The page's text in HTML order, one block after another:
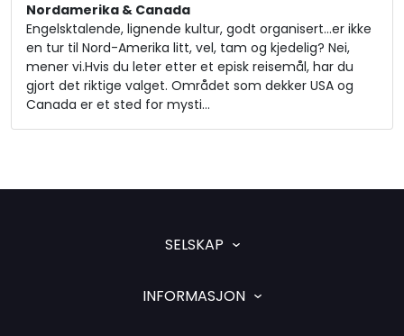
Nordamerika & Canada
Engelsktalende, lignende kultur, godt organisert...er ikke
en tur til Nord-Amerika litt, vel, tam og kjedelig? Nei,
mener vi.Hvis du leter etter et episk reisemål, har du
gjort det riktige valget. Området som dekker USA og
Canada er et sted for mysti…
SELSKAP
INFORMASJON